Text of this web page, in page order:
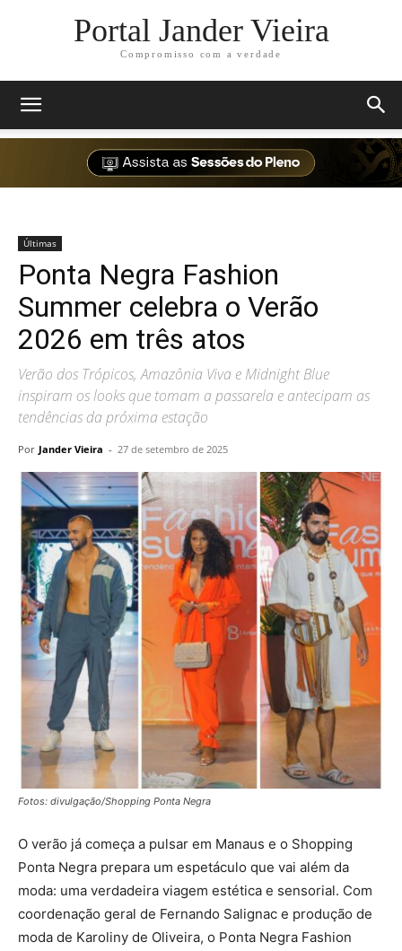
Portal Jander Vieira
Compromisso com a verdade
Últimas
Ponta Negra Fashion
Summer celebra o Verão
2026 em três atos
Verão dos Trópicos, Amazônia Viva e Midnight Blue
inspiram os looks que tomam a passarela e antecipam as
tendências da próxima estação
Por Jander Vieira - 27 de setembro de 2025
Fotos: divulgação/Shopping Ponta Negra
O verão já começa a pulsar em Manaus e o Shopping
Ponta Negra prepara um espetáculo que vai além da
moda: uma verdadeira viagem estética e sensorial. Com
coordenação geral de Fernando Salignac e produção de
moda de Karoliny de Oliveira, o Ponta Negra Fashion